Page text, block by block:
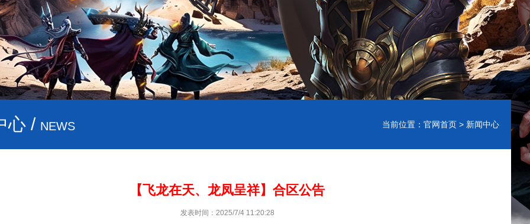
心 / NEWS 当前位置： 官网首页 > 新闻中心
【飞龙在天、龙凤呈祥】合区公告
发表时间：2025/7/4 11:20:28